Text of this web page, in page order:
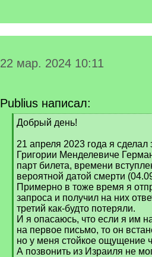
22 мар. 2024 10:11
Publius написал:
[
]
Добрый день!
21 апреля 2023 года я
Григории Менделевиче
парт билета, времени
вероятной датой смерти
Примерно в тоже время я
запроса и получил на них
третий как-будто потеряли.
И я опасаюсь, что если я им
на первое письмо, то он
но у меня стойкое ощущение
А позвонить из Израиля не